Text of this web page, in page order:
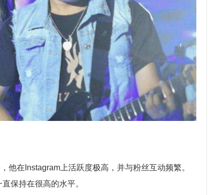
他在Instagram上活跃度极高，并与粉丝互动频繁。
保持在很高的水平。